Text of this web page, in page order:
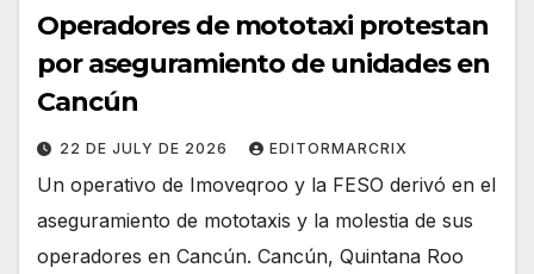
Operadores de mototaxi protestan
por aseguramiento de unidades en
Cancún
22 DE JULY DE 2026 EDITORMARCRIX
Un operativo de Imoveqroo y la FESO derivó en el
aseguramiento de mototaxis y la molestia de sus
operadores en Cancún. Cancún, Quintana Roo